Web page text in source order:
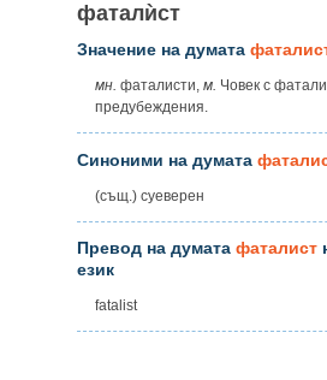
фаталѝст
Значение на думата
мн. фаталисти, м. Човек с
предубеждения.
Синоними на думата
(същ.) суеверен
Превод на думата фаталист
език
fatalist